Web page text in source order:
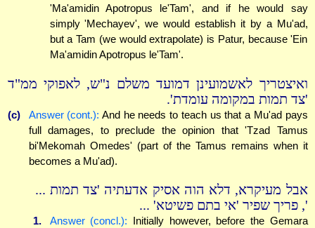
'Ma'amidin Apotropus le'Tam', and if he would say
simply 'Mechayev', we would establish it by a Mu'ad,
but a Tam (we would extrapolate) is Patur, because 'Ein
Ma'amidin Apotropus le'Tam'.
ואיצטריך לאשמועינן דמועד משלם נ"ש, לאפוקי ממ"ד
'צד תמות במקומה עומדת'.
(c) Answer (cont.): And he needs to teach us that a Mu'ad pays
full damages, to preclude the opinion that 'Tzad Tamus
bi'Mekomah Omedes' (part of the Tamus remains when it
becomes a Mu'ad).
אבל מעיקרא, דלא הוה אסיק אדעתיה 'צד תמות ...
', פריך שפיר 'אי בתם פשיטא' ...
1. Answer (concl.): Initially however, before the Gemara